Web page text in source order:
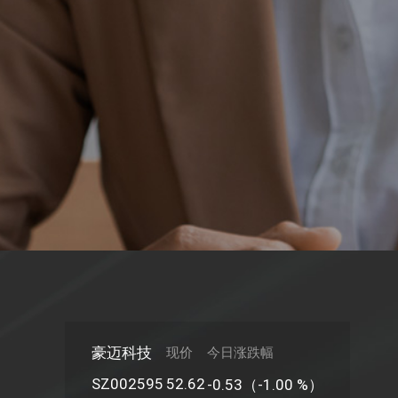
豪迈科技
SZ002595
现价
52.62
今日涨跌幅
-0.53（-1.00 %）